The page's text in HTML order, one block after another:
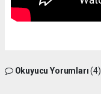
Okuyucu Yorumları(4)